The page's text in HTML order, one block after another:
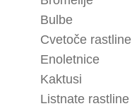
Bulbe
Cvetoče rastline
Enoletnice
Kaktusi
Listnate rastline